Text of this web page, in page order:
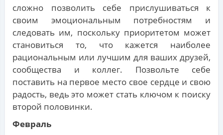
сложно позволить себе прислушиваться к
своим эмоциональным потребностям и
следовать им, поскольку приоритетом может
становиться то, что кажется наиболее
рациональным или лучшим для ваших друзей,
сообщества и коллег. Позвольте себе
поставить на первое место свое сердце и свою
радость, ведь это может стать ключом к поиску
второй половинки.
Февраль